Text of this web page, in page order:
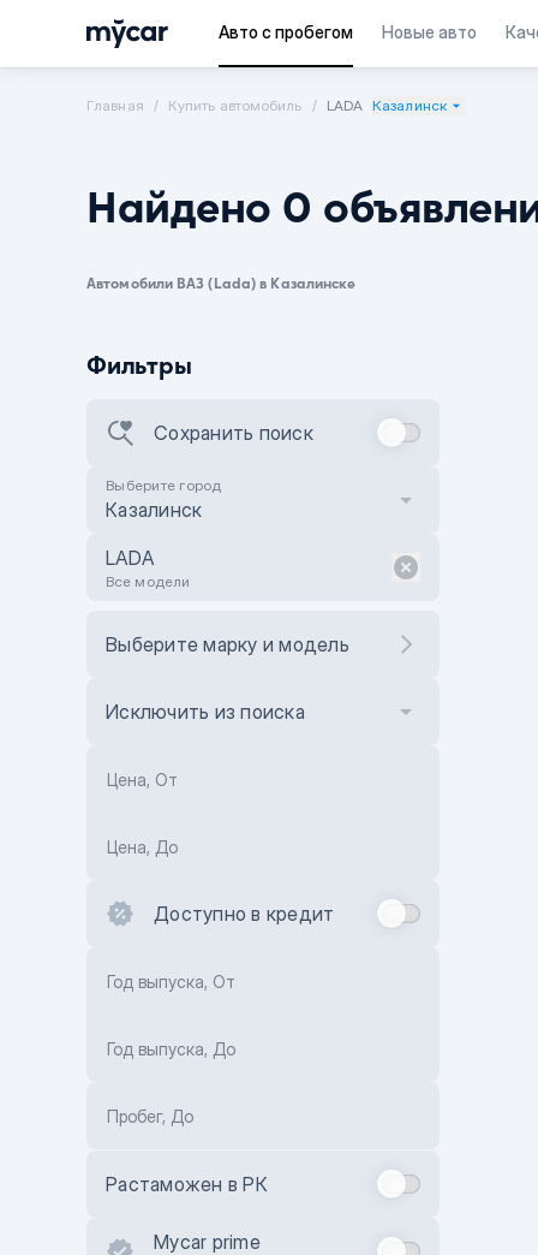
Авто с пробегом Новые авто
Главная Купить автомобиль LADA Казалинск
Найдено 0
Автомобили ВАЗ (Lada) в Казалинске
Фильтры
Сохранить поиск
Выберите город
Казалинск
LADA
Все модели
Выберите марку и модель
Исключить из поиска
Цена, От
Цена, До
Доступно в кредит
Год выпуска, От
Год выпуска, До
Пробег, До
Растаможен в РК
Mycar prime